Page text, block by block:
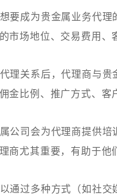
要成为贵金属业务代
市场地位、交易费用、
理关系后，代理商与
金比例、推广方式、客
公司会为代理商提供
商尤其重要，有助于他
通过多种方式（如社交